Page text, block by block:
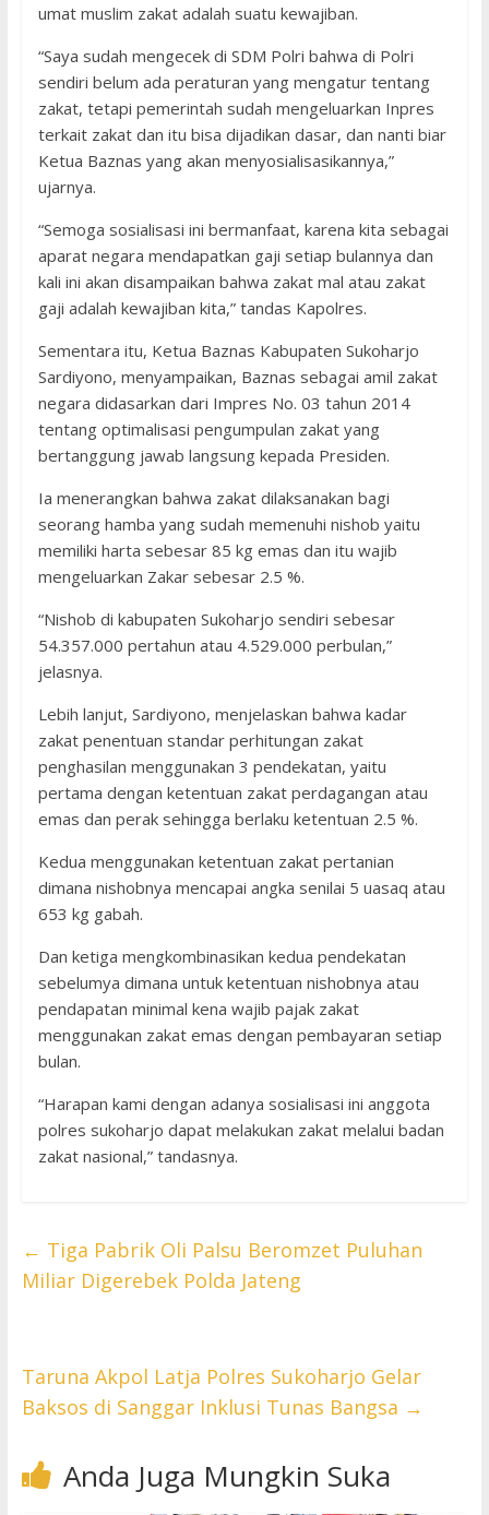
umat muslim zakat adalah suatu kewajiban.
“Saya sudah mengecek di SDM Polri bahwa di Polri
sendiri belum ada peraturan yang mengatur tentang
zakat, tetapi pemerintah sudah mengeluarkan Inpres
terkait zakat dan itu bisa dijadikan dasar, dan nanti biar
Ketua Baznas yang akan menyosialisasikannya,”
ujarnya.
“Semoga sosialisasi ini bermanfaat, karena kita sebagai
aparat negara mendapatkan gaji setiap bulannya dan
kali ini akan disampaikan bahwa zakat mal atau zakat
gaji adalah kewajiban kita,” tandas Kapolres.
Sementara itu, Ketua Baznas Kabupaten Sukoharjo
Sardiyono, menyampaikan, Baznas sebagai amil zakat
negara didasarkan dari Impres No. 03 tahun 2014
tentang optimalisasi pengumpulan zakat yang
bertanggung jawab langsung kepada Presiden.
Ia menerangkan bahwa zakat dilaksanakan bagi
seorang hamba yang sudah memenuhi nishob yaitu
memiliki harta sebesar 85 kg emas dan itu wajib
mengeluarkan Zakar sebesar 2.5 %.
“Nishob di kabupaten Sukoharjo sendiri sebesar
54.357.000 pertahun atau 4.529.000 perbulan,”
jelasnya.
Lebih lanjut, Sardiyono, menjelaskan bahwa kadar
zakat penentuan standar perhitungan zakat
penghasilan menggunakan 3 pendekatan, yaitu
pertama dengan ketentuan zakat perdagangan atau
emas dan perak sehingga berlaku ketentuan 2.5 %.
Kedua menggunakan ketentuan zakat pertanian
dimana nishobnya mencapai angka senilai 5 uasaq atau
653 kg gabah.
Dan ketiga mengkombinasikan kedua pendekatan
sebelumya dimana untuk ketentuan nishobnya atau
pendapatan minimal kena wajib pajak zakat
menggunakan zakat emas dengan pembayaran setiap
bulan.
“Harapan kami dengan adanya sosialisasi ini anggota
polres sukoharjo dapat melakukan zakat melalui badan
zakat nasional,” tandasnya.
← Tiga Pabrik Oli Palsu Beromzet Puluhan
Miliar Digerebek Polda Jateng
Taruna Akpol Latja Polres Sukoharjo Gelar
Baksos di Sanggar Inklusi Tunas Bangsa →
Anda Juga Mungkin Suka